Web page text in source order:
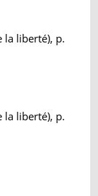
la liberté), p.
la liberté), p.